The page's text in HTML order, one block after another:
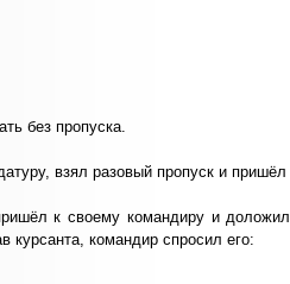
без пропуска.
взял разовый пропуск и
к своему командиру и
курсанта, командир спросил его: